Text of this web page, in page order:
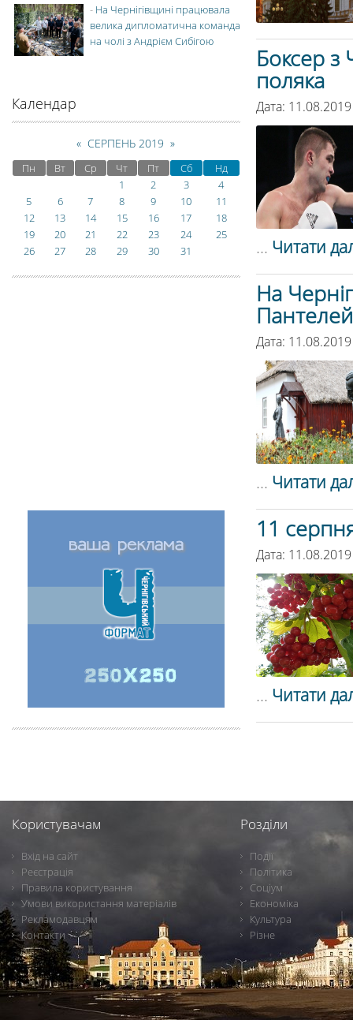
Боксер з
поляка
Дата:
... Читати
На
Дата:
... Читати
11
Дата:
... Читати
- На Чернігівщині працювала
велика дипломатична команда
на чолі з Андрієм Сибігою
Календар
« СЕРПЕНЬ 2019 »
Пн Вт Ср Чт Пт Сб
Нд
1
2 3
4
5
6 7 8 9 10
11
12
13 14 15 16 17
18
19
20 21 22 23 24
25
26
27 28 29 30 31
Користувачам
Вхід на сайт
Реєстрація
Правила користування
Умови використання матеріалів
Рекламодавцям
Контакти
Розділи
Події
Політика
Соціум
Економіка
Культура
Різне